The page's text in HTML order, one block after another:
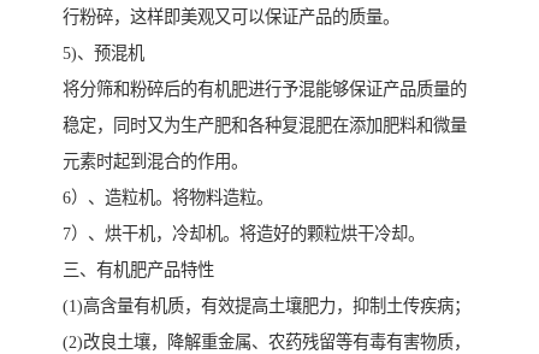
行粉碎，这样即美观又可以保证产品的质量。
5)、预混机
将分筛和粉碎后的有机肥进行予混能够保证产品质量的
稳定，同时又为生产肥和各种复混肥在添加肥料和微量
元素时起到混合的作用。
6）、造粒机。将物料造粒。
7）、烘干机，冷却机。将造好的颗粒烘干冷却。
三、有机肥产品特性
(1)高含量有机质，有效提高土壤肥力，抑制土传疾病；
(2)改良土壤，降解重金属、农药残留等有毒有害物质，